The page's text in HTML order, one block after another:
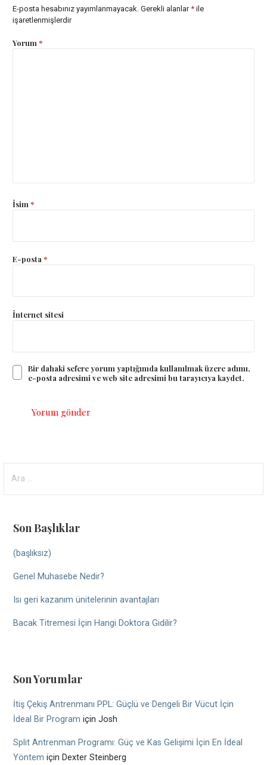
E-posta hesabınız yayımlanmayacak. Gerekli alanlar*ile
işaretlenmişlerdir
Yorum *
İsim *
E-posta *
İnternet sitesi
Bir dahaki sefere yorum yaptığımda kullanılmak üzere adımı,
e-posta adresimi ve web site adresimi bu tarayıcıya kaydet.
Son Başlıklar
(başlıksız)
Genel Muhasebe Nedir?
Isı geri kazanım ünitelerinin avantajları
Bacak Titremesi İçin Hangi Doktora Gidilir?
Son Yorumlar
İtiş Çekiş Antrenmanı PPL: Güçlü ve Dengeli Bir Vücut İçin
İdeal Bir Program içinJosh
Split Antrenman Programı: Güç ve Kas Gelişimi İçin En İdeal
Yöntem için Dexter Steinberg